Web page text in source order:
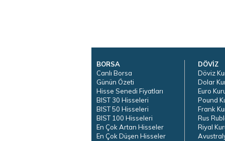
BORSA
Canlı Borsa
Günün Özeti
Hisse Senedi Fiyatları
BIST 30 Hisseleri
BIST 50 Hisseleri
BIST 100 Hisseleri
En Çok Artan Hisseler
En Çok Düşen Hisseler
DÖVİZ
Döviz
Dolar
Euro
Pound
Frank
Rus
Riyal